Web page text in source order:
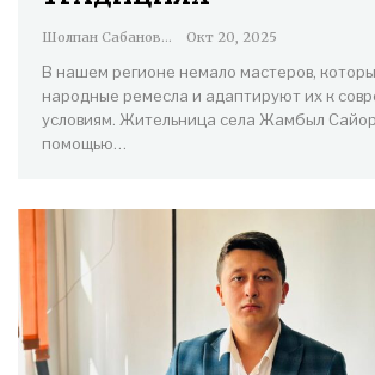
Шолпан Сабанова Окт 20, 2025
В нашем регионе немало мастеров,
народные ремесла и адаптируют их к
условиям. Жительница села Жамбыл
помощью…